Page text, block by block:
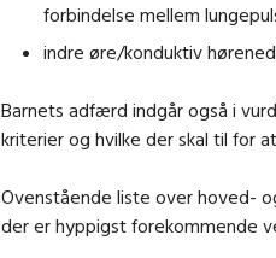
forbindelse mellem
indre øre/konduktiv
Barnets adfærd indgår også i
kriterier og hvilke der skal til for
Ovenstående liste over hoved-
der er hyppigst forekommende